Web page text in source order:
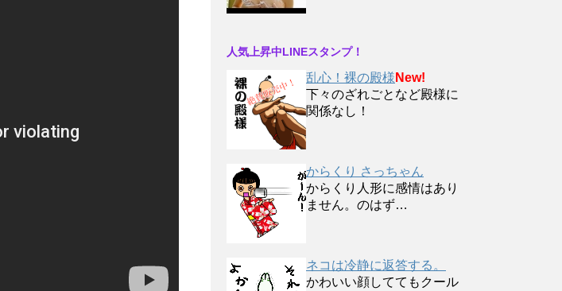
人気上昇中LINEスタンプ！
乱心！裸の殿様 New!
下々のざれごとなど殿様に
関係なし！
からくり さっちゃん
からくり人形に感情はあり
ません。のはず…
ネコは冷静に返答する。
かわいい顔しててもクール